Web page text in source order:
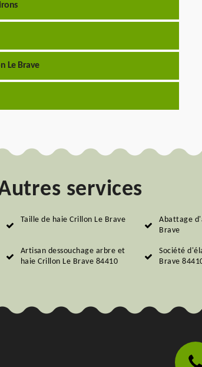
Le Brave
services
Taille de haie Crillon Le Brave
Abattage
Brave
Artisan dessouchage arbre et
haie Crillon Le Brave 84410
Société
Brave